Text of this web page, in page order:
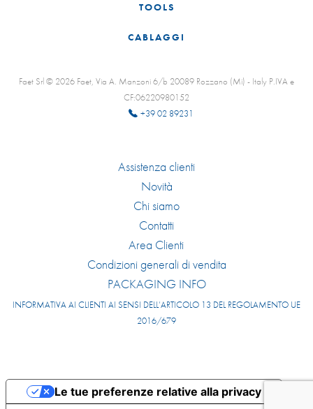
TOOLS
CABLAGGI
Faet Srl © 2026 Faet, Via A. Manzoni 6/b 20089 Rozzano (Mi) - Italy P.IVA e
CF:06220980152
+39 02 89231
Assistenza clienti
Novità
Chi siamo
Contatti
Area Clienti
Condizioni generali di vendita
PACKAGING INFO
INFORMATIVA AI CLIENTI AI SENSI DELL’ARTICOLO 13 DEL REGOLAMENTO UE
2016/679
Le tue preferenze relative alla privacy